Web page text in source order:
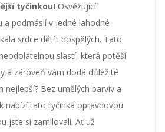
tyčinkou! Osvěžující
a podmáslí v jedné lahodné
srdce dětí i dospělých. Tato
slastí, která potěší
a zároveň vám dodá důležité
nejlepší? Bez umělých barviv a
nabízí tato tyčinka opravdovou
jste si zamilovali. Ať už